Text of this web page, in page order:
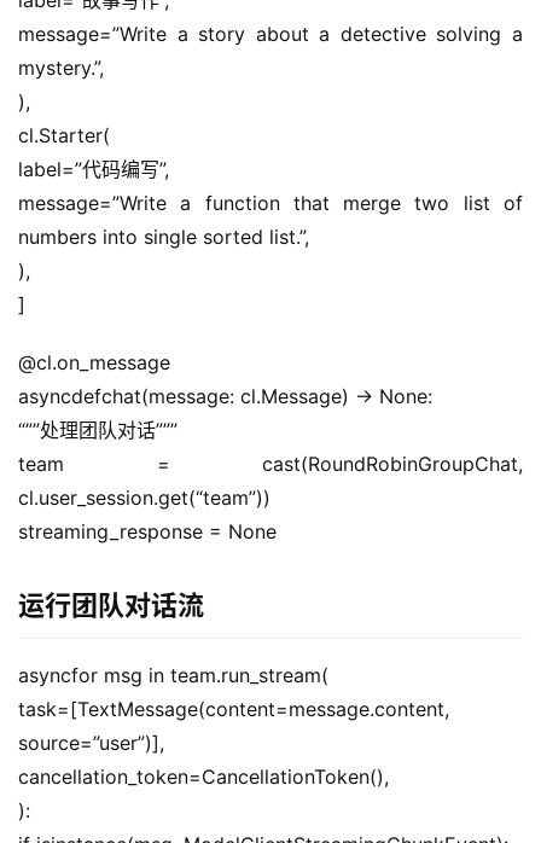
message=”Write a story about a detective solving a
mystery.”,
),
cl.Starter(
label=”代码编写”,
message=”Write a function that merge two list of
numbers into single sorted list.”,
),
]
@cl.on_message
asyncdefchat(message: cl.Message) -> None:
“””处理团队对话”””
team = cast(RoundRobinGroupChat,
cl.user_session.get(“team”))
streaming_response = None
运行团队对话流
asyncfor msg in team.run_stream(
task=[TextMessage(content=message.content,
source=”user”)],
cancellation_token=CancellationToken(),
):